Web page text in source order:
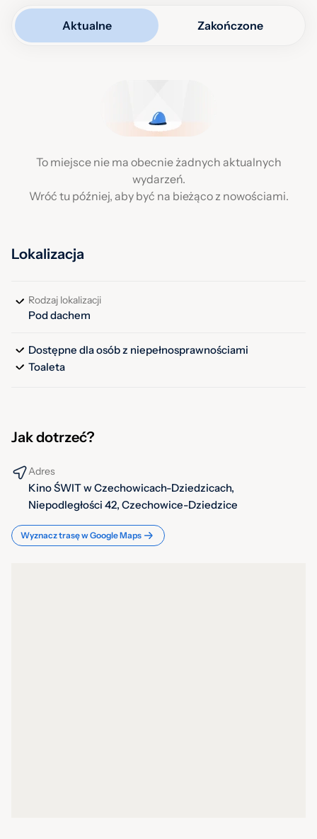
Aktualne Zakończone
To miejsce nie ma obecnie żadnych aktualnych
wydarzeń.
Wróć tu później, aby być na bieżąco z nowościami.
Lokalizacja
Rodzaj lokalizacji
Pod dachem
Dostępne dla osób z niepełnosprawnościami
Toaleta
Jak dotrzeć?
Adres
Kino ŚWIT w Czechowicach-Dziedzicach,
Niepodległości 42, Czechowice-Dziedzice
Wyznacz trasę w Google Maps